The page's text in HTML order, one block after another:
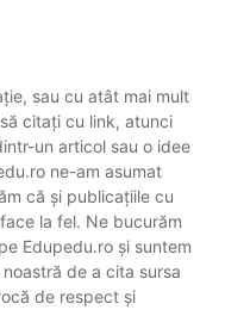
sau cu atât mai mult
citați cu link, atunci
un articol sau o idee
ne-am asumat
că și publicațiile cu
la fel. Ne bucurăm
Edupedu.ro și suntem
de a cita sursa
de respect și